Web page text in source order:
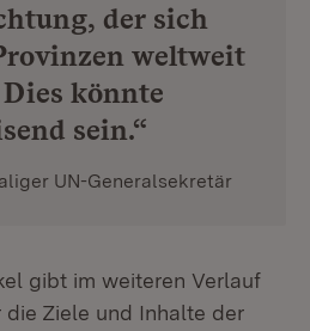
der sich
weltweit
könnte
sein.“
UN-Generalsekretär
gibt im weiteren Verlauf
Ziele und Inhalte der